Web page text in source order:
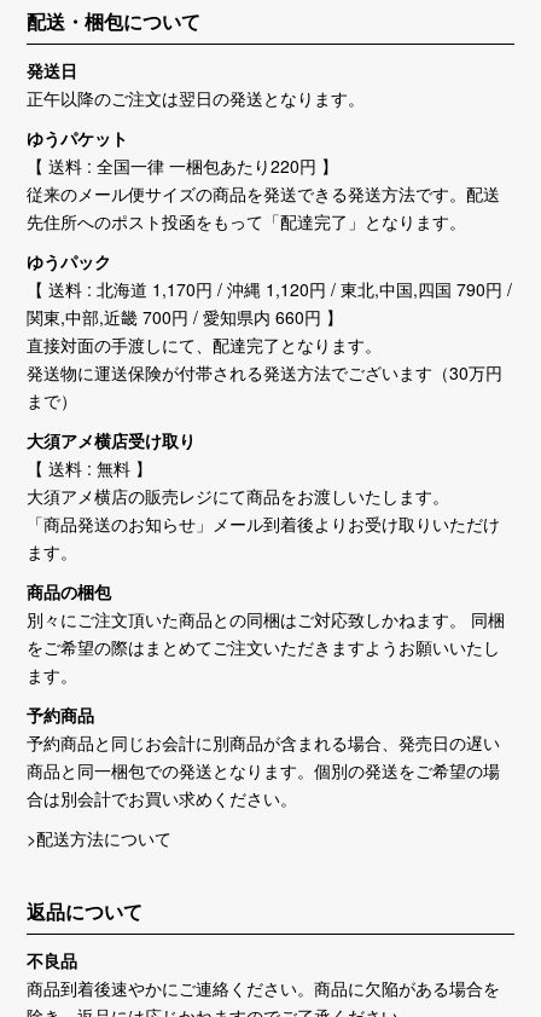
配送・梱包について
発送日
正午以降のご注文は翌日の発送となります。
ゆうパケット
【 送料 : 全国一律 一梱包あたり220円 】
従来のメール便サイズの商品を発送できる発送方法です。配送
先住所へのポスト投函をもって「配達完了」となります。
ゆうパック
【 送料 : 北海道 1,170円 / 沖縄 1,120円 / 東北,中国,四国 790円 /
関東,中部,近畿 700円 / 愛知県内 660円 】
直接対面の手渡しにて、配達完了となります。
発送物に運送保険が付帯される発送方法でございます（30万円
まで）
大須アメ横店受け取り
【 送料 : 無料 】
大須アメ横店の販売レジにて商品をお渡しいたします。
「商品発送のお知らせ」メール到着後よりお受け取りいただけ
ます。
商品の梱包
別々にご注文頂いた商品との同梱はご対応致しかねます。 同梱
をご希望の際はまとめてご注文いただきますようお願いいたし
ます。
予約商品
予約商品と同じお会計に別商品が含まれる場合、発売日の遅い
商品と同一梱包での発送となります。個別の発送をご希望の場
合は別会計でお買い求めください。
>配送方法について
返品について
不良品
商品到着後速やかにご連絡ください。商品に欠陥がある場合を